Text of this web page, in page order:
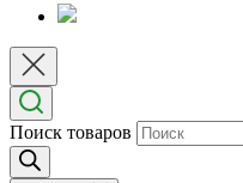
Поиск товаров